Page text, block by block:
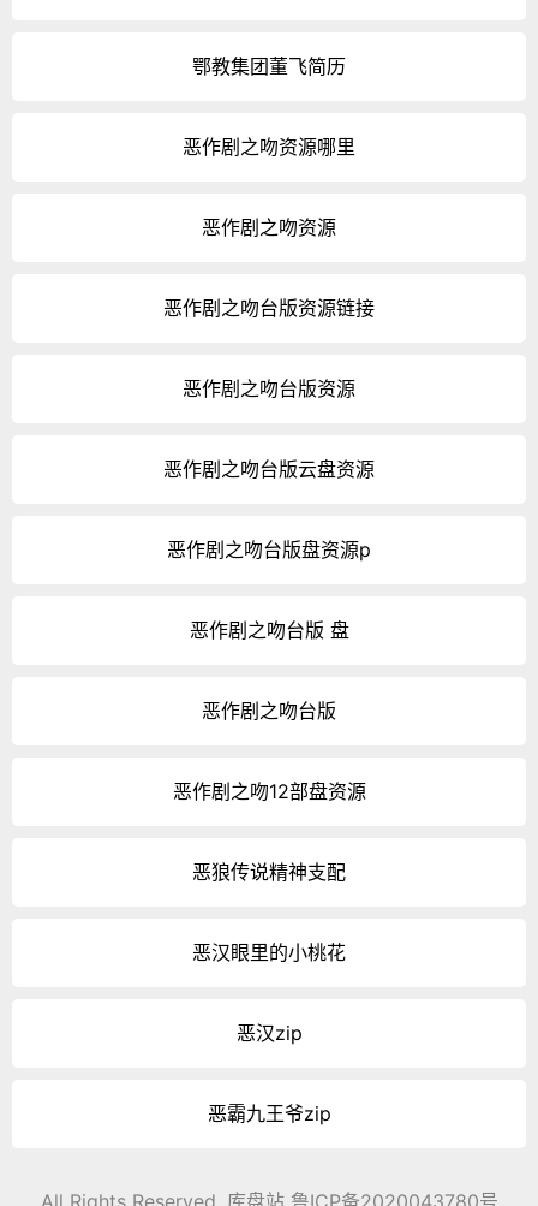
鄂教集团董飞简历
恶作剧之吻资源哪里
恶作剧之吻资源
恶作剧之吻台版资源链接
恶作剧之吻台版资源
恶作剧之吻台版云盘资源
恶作剧之吻台版盘资源p
恶作剧之吻台版 盘
恶作剧之吻台版
恶作剧之吻12部盘资源
恶狼传说精神支配
恶汉眼里的小桃花
恶汉zip
恶霸九王爷zip